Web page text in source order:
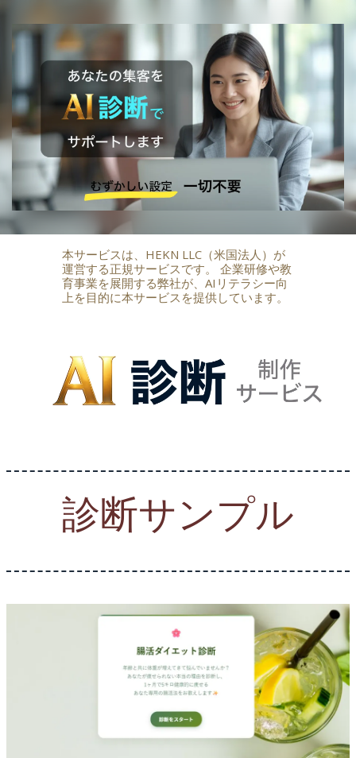
本サービスは、HEKN LLC（米国法人）が
運営する正規サービスです。 企業研修や教
育事業を展開する弊社が、AIリテラシー向
上を目的に本サービスを提供しています。
診断サンプル